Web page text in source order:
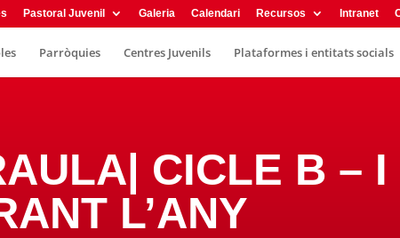
Pastoral Juvenil Galeria Calendari Recursos Intranet
Parròquies Centres Juvenils Plataformes i entitats socials
CICLE B – I
L’ANY